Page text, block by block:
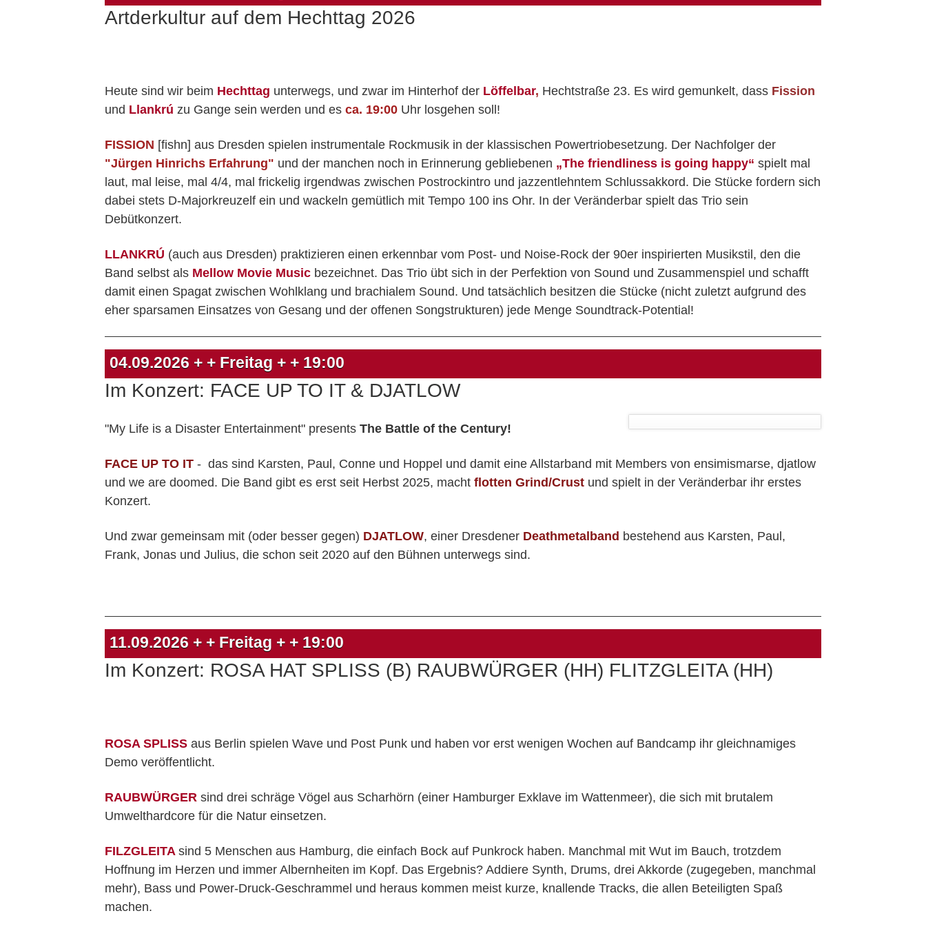
Artderkultur auf dem Hechttag 2026
Heute sind wir beim Hechttag unterwegs, und zwar im Hinterhof der Löffelbar, Hechtstraße 23. Es wird gemunkelt, dass Fission
und Llankrú zu Gange sein werden und es ca. 19:00 Uhr losgehen soll!
FISSION [fishn] aus Dresden spielen instrumentale Rockmusik in der klassischen Powertriobesetzung. Der Nachfolger der
"Jürgen Hinrichs Erfahrung" und der manchen noch in Erinnerung gebliebenen „The friendliness is going happy“ spielt mal
laut, mal leise, mal 4/4, mal frickelig irgendwas zwischen Postrockintro und jazzentlehntem Schlussakkord. Die Stücke fordern sich
dabei stets D-Majorkreuzelf ein und wackeln gemütlich mit Tempo 100 ins Ohr. In der Veränderbar spielt das Trio sein
Debütkonzert.
LLANKRÚ (auch aus Dresden) praktizieren einen erkennbar vom Post- und Noise-Rock der 90er inspirierten Musikstil, den die
Band selbst als Mellow Movie Music bezeichnet. Das Trio übt sich in der Perfektion von Sound und Zusammenspiel und schafft
damit einen Spagat zwischen Wohlklang und brachialem Sound. Und tatsächlich besitzen die Stücke (nicht zuletzt aufgrund des
eher sparsamen Einsatzes von Gesang und der offenen Songstrukturen) jede Menge Soundtrack-Potential!
04.09.2026 + + Freitag + + 19:00
Im Konzert: FACE UP TO IT & DJATLOW
"My Life is a Disaster Entertainment" presents The Battle of the Century!
FACE UP TO IT - das sind Karsten, Paul, Conne und Hoppel und damit eine Allstarband mit Members von ensimismarse, djatlow
und we are doomed. Die Band gibt es erst seit Herbst 2025, macht flotten Grind/Crust und spielt in der Veränderbar ihr erstes
Konzert.
Und zwar gemeinsam mit (oder besser gegen) DJATLOW, einer Dresdener Deathmetalband bestehend aus Karsten, Paul,
Frank, Jonas und Julius, die schon seit 2020 auf den Bühnen unterwegs sind.
11.09.2026 + + Freitag + + 19:00
Im Konzert: ROSA HAT SPLISS (B) RAUBWÜRGER (HH) FLITZGLEITA (HH)
ROSA SPLISS aus Berlin spielen Wave und Post Punk und haben vor erst wenigen Wochen auf Bandcamp ihr gleichnamiges
Demo veröffentlicht.
RAUBWÜRGER sind drei schräge Vögel aus Scharhörn (einer Hamburger Exklave im Wattenmeer), die sich mit brutalem
Umwelthardcore für die Natur einsetzen.
FILZGLEITA sind 5 Menschen aus Hamburg, die einfach Bock auf Punkrock haben. Manchmal mit Wut im Bauch, trotzdem
Hoffnung im Herzen und immer Albernheiten im Kopf. Das Ergebnis? Addiere Synth, Drums, drei Akkorde (zugegeben, manchmal
mehr), Bass und Power-Druck-Geschrammel und heraus kommen meist kurze, knallende Tracks, die allen Beteiligten Spaß
machen.